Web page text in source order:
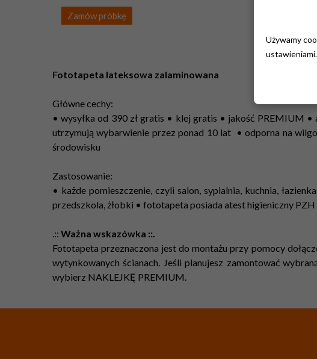
Zamów próbkę
Fototapeta lateksowa zalaminowana
Główne cechy:
• wysyłka od 390 zł gratis • klej gratis • jakość PREMIUM
utrzymują wybarwienie przez ponad 10 lat • odporna na
środowisku
Zastosowanie:
• każde pomieszczenie, czyli salon, sypialnia, kuchnia,
przedszkola, żłobki • fototapeta posiada atest higieniczny
.:: Ważna wskazówka ::.
Fototapeta przeznaczona jest do montażu przy pomocy
wytynkowanych ścianach. Jeśli planujesz zamontować
wybierz NAKLEJKĘ PREMIUM.
Używamy
ustawieniami.